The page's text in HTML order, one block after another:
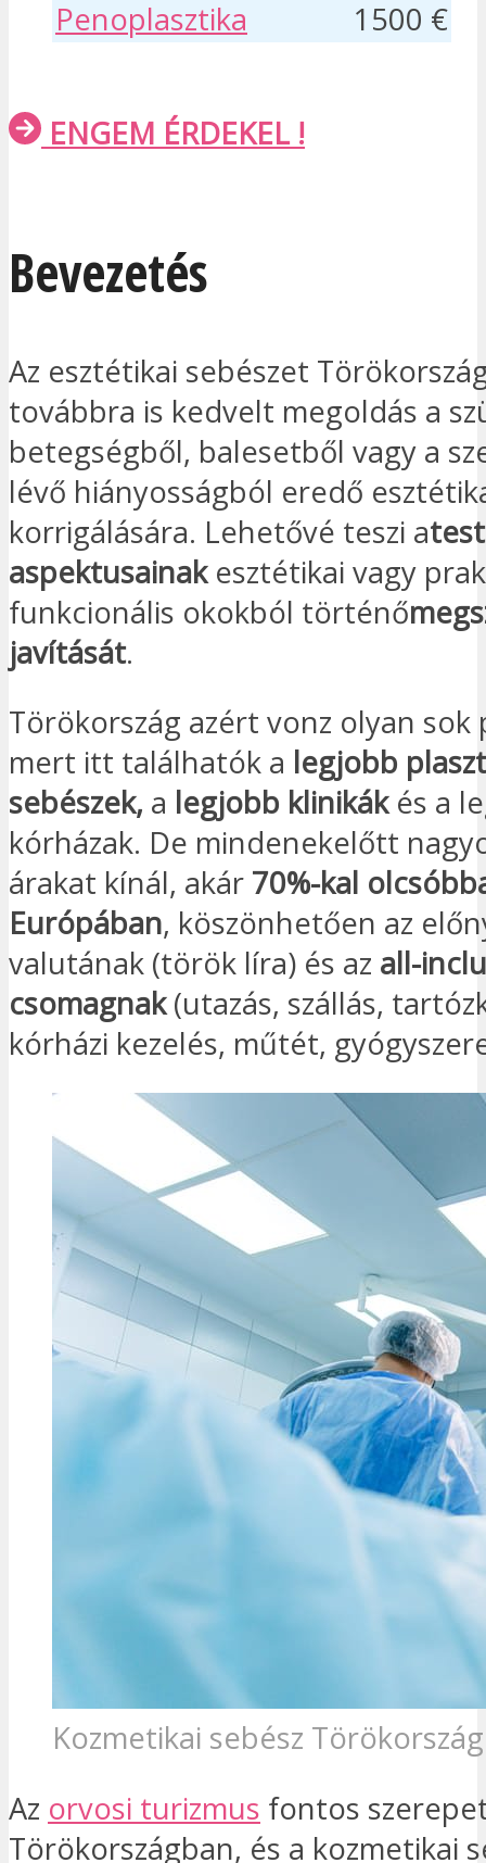
Penoplasztika
1500 €
ENGEM ÉRDEKEL !
Bevezetés
Az esztétikai sebészet
továbbra is kedvelt megoldás a
betegségből, balesetből vagy a
lévő hiányosságból eredő
korrigálására. Lehetővé teszi a
aspektusainakesztétikai vagy
funkcionális okokból történő
javítását.
Törökország azért vonz olyan sok
mert itt találhatók a legjobb
sebészek, a legjobb klinikákés a
kórházak. De mindenekelőtt
árakat kínál, akár 70%-kal
Európában, köszönhetően az
valutának (török líra) és az all-
csomagnak(utazás, szállás,
kórházi kezelés, műtét,
Kozmetikai sebész
Az orvosi turizmus fontos
Törökországban, és a kozmetikai